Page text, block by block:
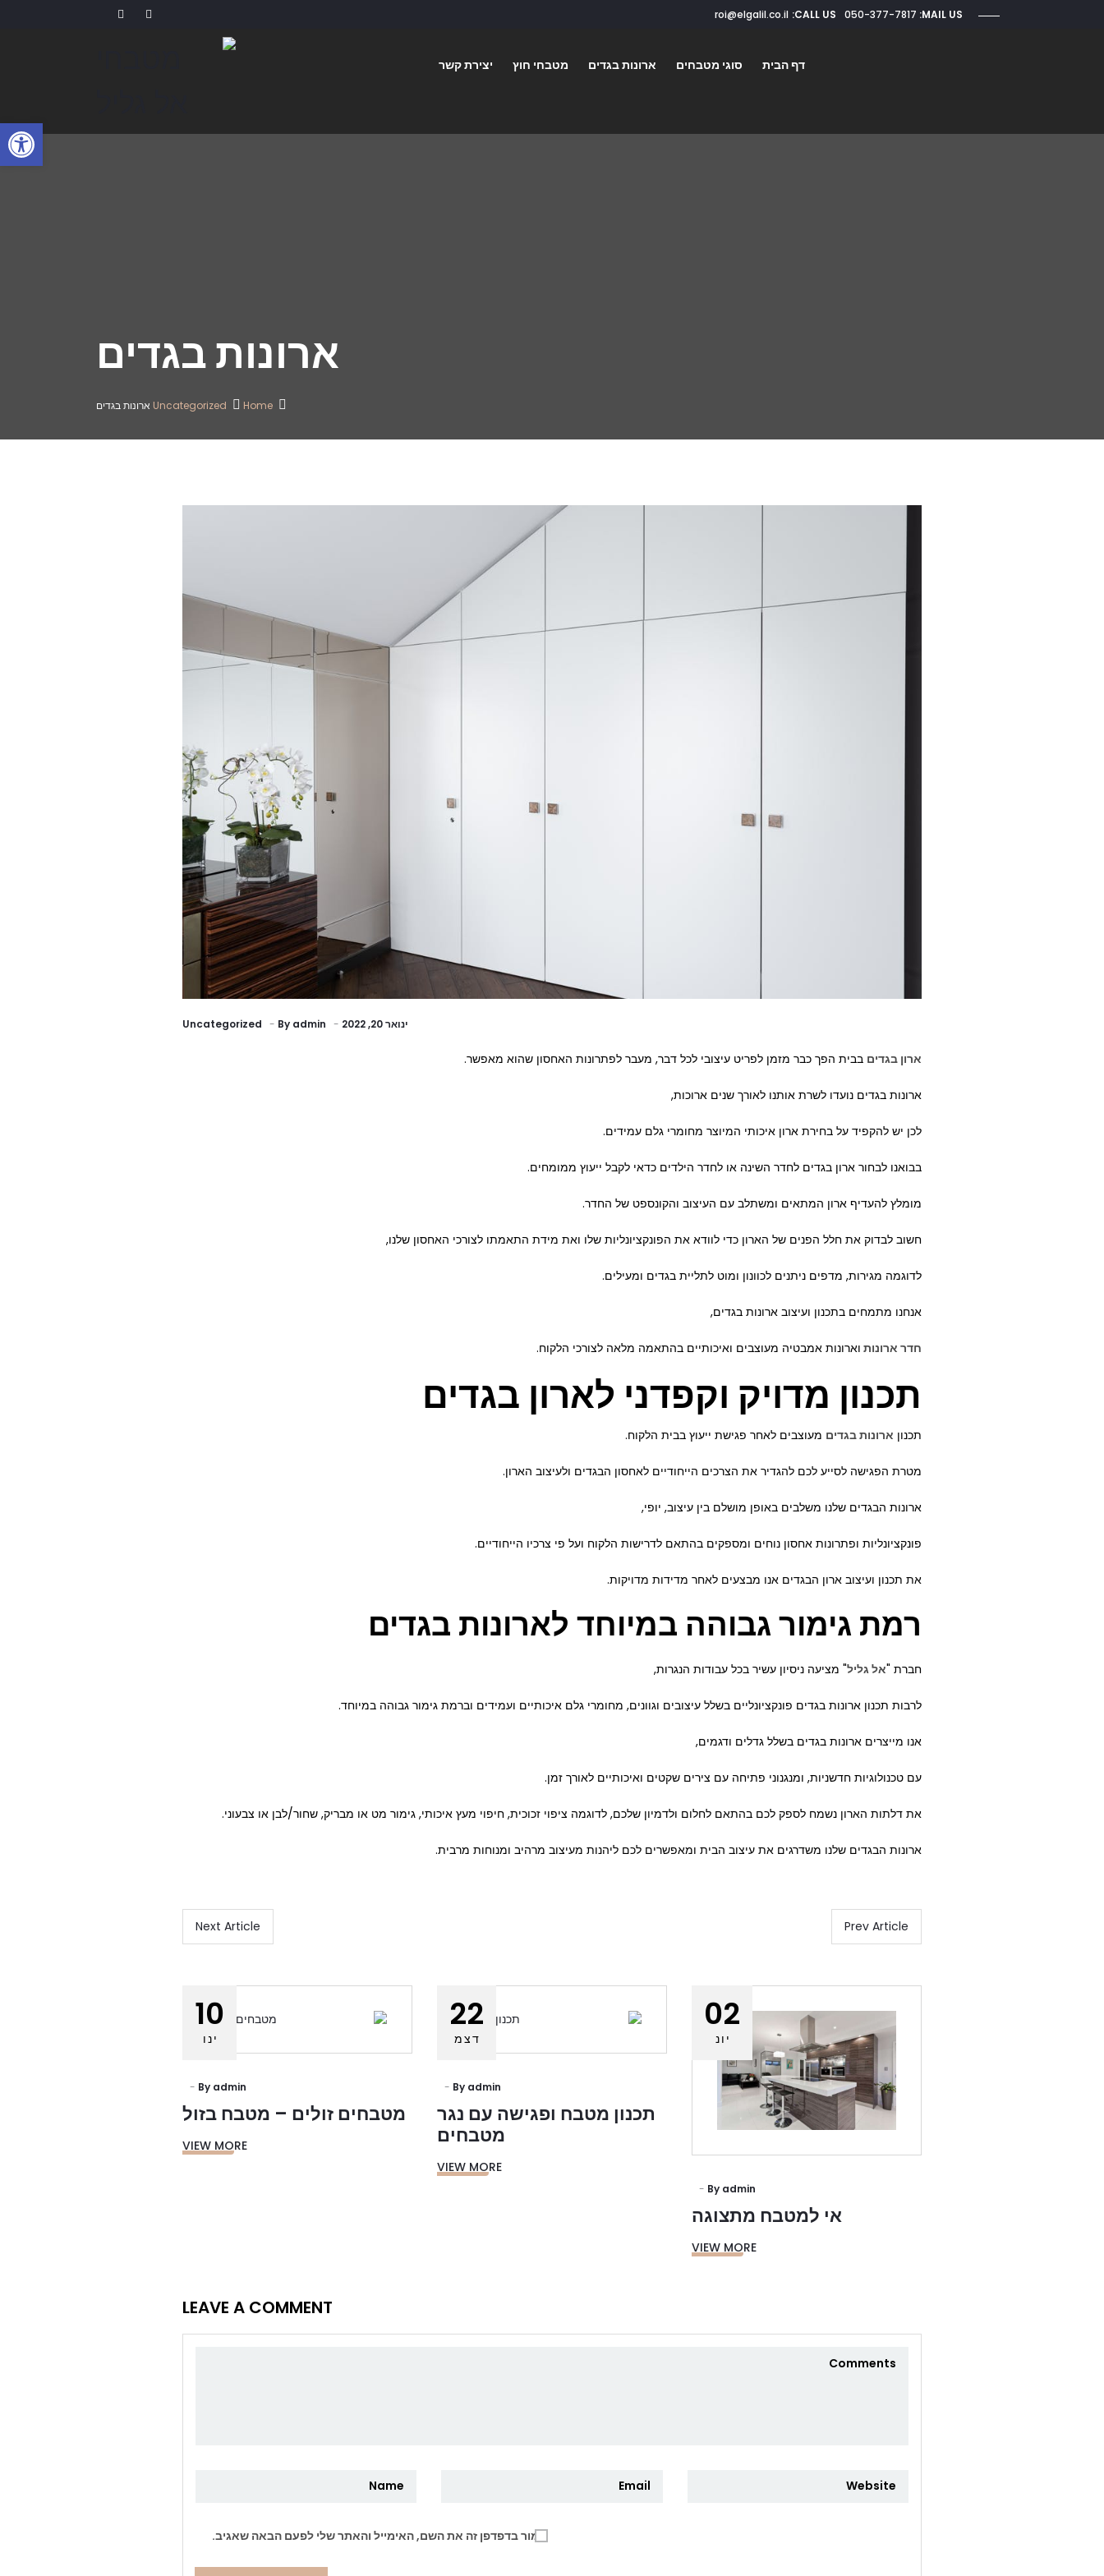
MAIL US:
CALL US: 050-377-7817
דף הבית סוגי מטבחים ארונות בגדים מטבחי חוץ יצירת קשר
ארונות בגדים
Home
Uncategorized ארונות בגדים
ינואר 20, 2022 By admin
Uncategorized
ארון בגדים בבית הפך כבר מזמן לפריט עיצובי לכל דבר, מעבר לפתרונות האחסון שהוא מאפשר.
ארונות בגדים נועדו לשרת אותנו לאורך שנים ארוכות,
לכן יש להקפיד על בחירת ארון איכותי המיוצר מחומרי גלם עמידים.
בבואנו לבחור ארון בגדים לחדר השינה או לחדר הילדים כדאי לקבל ייעוץ ממומחים.
מומלץ להעדיף ארון המתאים ומשתלב עם העיצוב והקונספט של החדר.
חשוב לבדוק את חלל הפנים של הארון כדי לוודא את הפונקציונליות שלו ואת מידת התאמתו לצורכי האחסון שלנו,
לדוגמה מגירות, מדפים ניתנים לכוונון ומוט לתליית בגדים ומעילים.
אנחנו מתמחים בתכנון ועיצוב ארונות בגדים,
חדר ארונות וארונות אמבטיה מעוצבים ואיכותיים בהתאמה מלאה לצורכי הלקוח.
תכנון מדויק וקפדני לארון בגדים
תכנון ארונות בגדים מעוצבים לאחר פגישת ייעוץ בבית הלקוח.
מטרת הפגישה לסייע לכם להגדיר את הצרכים הייחודיים לאחסון הבגדים ולעיצוב הארון.
ארונות הבגדים שלנו משלבים באופן מושלם בין עיצוב, יופי,
פונקציונליות ופתרונות אחסון נוחים ומספקים בהתאם לדרישות הלקוח ועל פי צרכיו הייחודיים.
את תכנון ועיצוב ארון הבגדים אנו מבצעים לאחר מדידות מדויקות.
רמת גימור גבוהה במיוחד לארונות בגדים
חברת "אל גליל" מציעה ניסיון עשיר בכל עבודות הנגרות,
לרבות תכנון ארונות בגדים פונקציונליים בשלל עיצובים וגוונים, מחומרי גלם איכותיים ועמידים וברמת גימור גבוהה במיוחד.
אנו מייצרים ארונות בגדים בשלל גדלים ודגמים,
עם טכנולוגיות חדשניות, ומנגנוני פתיחה עם צירים שקטים ואיכותיים לאורך זמן.
את דלתות הארון נשמח לספק לכם בהתאם לחלום ולדמיון שלכם, לדוגמה ציפוי זכוכית, חיפוי מעץ איכותי, גימור מט או מבריק, שחור/לבן או צבעוני.
ארונות הבגדים שלנו משדרגים את עיצוב הבית ומאפשרים לכם ליהנות מעיצוב מרהיב ומנוחות מרבית.
Prev Article
Next Article
02
יונ
By admin
אי למטבח מתצוגה
VIEW MORE
22
דצמ
By admin
תכנון מטבח ופגישה עם נגר
מטבחים
VIEW MORE
10
ינו
By admin
מטבחים זולים – מטבח בזול
VIEW MORE
LEAVE A COMMENT
שמור בדפדפן זה את השם, האימייל והאתר שלי לפעם הבאה שאגיב.